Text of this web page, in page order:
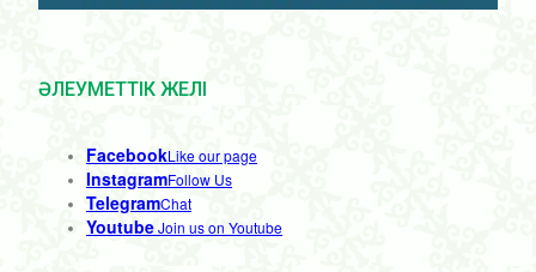
ӘЛЕУМЕТТІК ЖЕЛІ
FacebookLike our page
InstagramFollow Us
TelegramChat
YoutubeJoin us on Youtube